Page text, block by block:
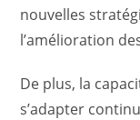
nouvelles
l’amélioration
De plus, la
s’adapter